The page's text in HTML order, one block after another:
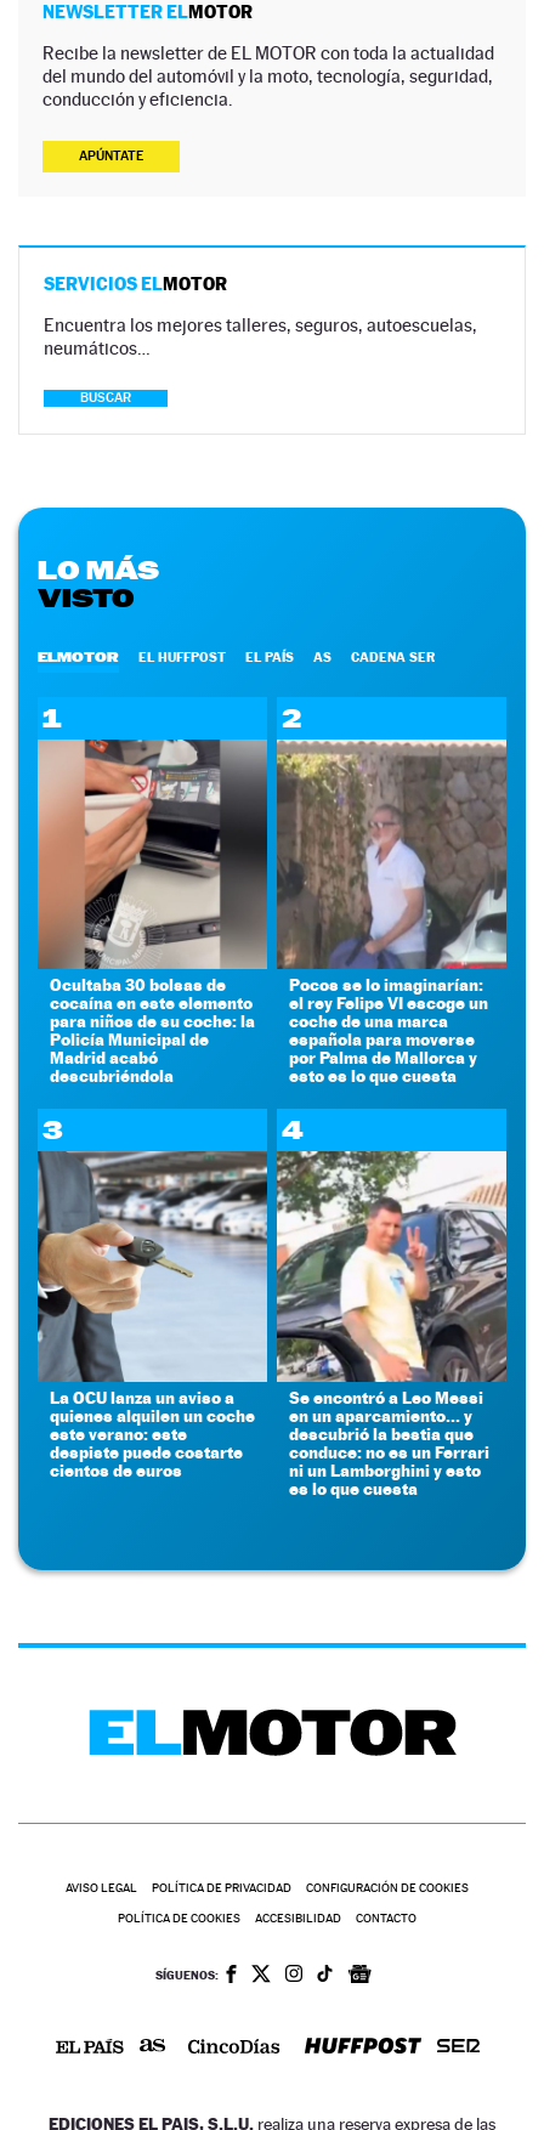
NEWSLETTER ELMOTOR
Recibe la newsletter de EL MOTOR con toda la actualidad
del mundo del automóvil y la moto, tecnología, seguridad,
conducción y eficiencia.
APÚNTATE
SERVICIOS ELMOTOR
Encuentra los mejores talleres, seguros, autoescuelas,
neumáticos…
BUSCAR
LO MÁS
VISTO
ELMOTOR EL HUFFPOST EL PAÍS AS CADENA SER
1
Ocultaba 30 bolsas de
cocaína en este elemento
para niños de su coche: la
Policía Municipal de
Madrid acabó
descubriéndola
2
Pocos se lo imaginarían:
el rey Felipe VI escoge un
coche de una marca
española para moverse
por Palma de Mallorca y
esto es lo que cuesta
3
La OCU lanza un aviso a
quienes alquilen un coche
este verano: este
despiste puede costarte
cientos de euros
4
Se encontró a Leo Messi
en un aparcamiento... y
descubrió la bestia que
conduce: no es un Ferrari
ni un Lamborghini y esto
es lo que cuesta
AVISO LEGAL POLÍTICA DE PRIVACIDAD CONFIGURACIÓN DE COOKIES
POLÍTICA DE COOKIES ACCESIBILIDAD CONTACTO
SÍGUENOS:
EDICIONES EL PAIS, S.L.U. realiza una reserva expresa de las